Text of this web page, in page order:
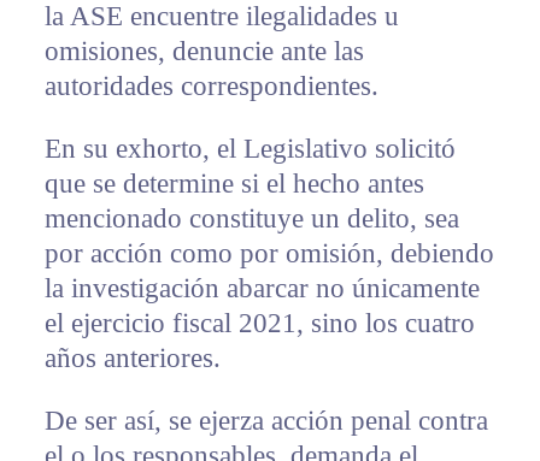
la ASE encuentre ilegalidades u
omisiones, denuncie ante las
autoridades correspondientes.
En su exhorto, el Legislativo solicitó
que se determine si el hecho antes
mencionado constituye un delito, sea
por acción como por omisión, debiendo
la investigación abarcar no únicamente
el ejercicio fiscal 2021, sino los cuatro
años anteriores.
De ser así, se ejerza acción penal contra